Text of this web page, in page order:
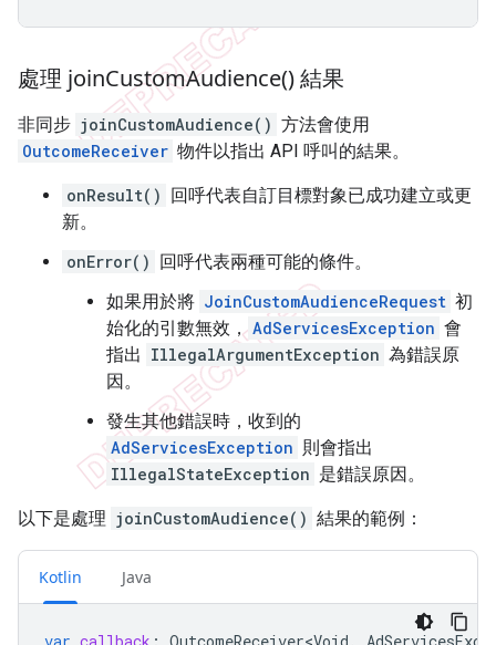
處理 joinCustomAudience() 結果
非同步 joinCustomAudience() 方法會使用
OutcomeReceiver 物件以指出 API 呼叫的結果。
onResult() 回呼代表自訂目標對象已成功建立或更
新。
onError() 回呼代表兩種可能的條件。
如果用於將 JoinCustomAudienceRequest 初
始化的引數無效， AdServicesException 會
指出 IllegalArgumentException 為錯誤原
因。
發生其他錯誤時，收到的
AdServicesException 則會指出
IllegalStateException 是錯誤原因。
以下是處理 joinCustomAudience() 結果的範例：
Kotlin Java
var callback : OutcomeReceiver<Void,